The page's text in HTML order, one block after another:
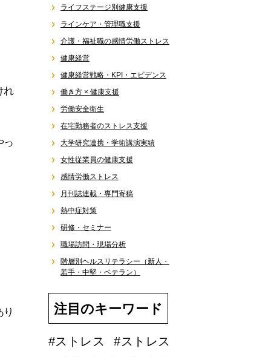
れ
っ
ライフステージ別健康支援
ラインケア・管理職支援
介護・福祉職の感情労働ストレス
健康経営
健康経営戦略・KPI・エビデンス
働き方 × 健康支援
労働安全衛生
在宅勤務者のストレス支援
大学研究連携・学術講演実績
女性従業員の健康支援
感情労働ストレス
月刊誌連載・専門寄稿
熱中症対策
研修・セミナー
職場訪問・現場分析
階層別ヘルスリテラシー（新人・
若手・中堅・ベテラン）
注目のキーワード
#ストレス
#ストレス